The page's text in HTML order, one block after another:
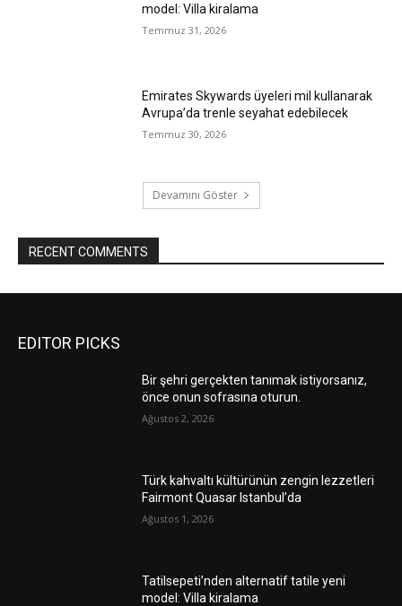
model: Villa kiralama
Temmuz 31, 2026
Emirates Skywards üyeleri mil kullanarak
Avrupa’da trenle seyahat edebilecek
Temmuz 30, 2026
Devamını Göster
RECENT COMMENTS
EDITOR PICKS
Bir şehri gerçekten tanımak istiyorsanız,
önce onun sofrasına oturun.
Ağustos 2, 2026
Türk kahvaltı kültürünün zengin lezzetleri
Fairmont Quasar Istanbul’da
Ağustos 1, 2026
Tatilsepeti’nden alternatif tatile yeni
model: Villa kiralama